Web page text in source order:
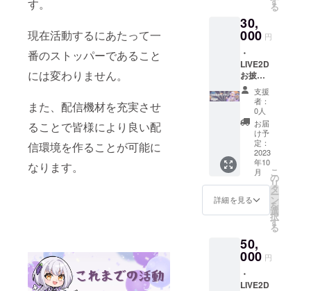
す。
現在活動するにあたって一
番のストッパーであること
には変わりません。
また、配信機材を充実させ
ることで皆様により良い配
信環境を作ることが可能に
なります。
連絡 デ
ザイン
ウド
ファン
ディン
グ開始
後にご
依頼す
る予定
プリン
ト代は
支援者
様のご
負担と
す
対応コ
ンビ
ニ：セ
ブンイ
レブ
ン・
ファミ
リー
マー
ト・
ローソ
ン・ポ
プラグ
ループ
ネット
プリン
ト番号
にてご
連絡 デ
はクラ
配信＆
アーカ
イブ動
画にて
掲載 備
考に掲
載され
たいお
名前を
ご記載
くださ
（ニッ
クネー
ム可、
公序良
俗に反
ネット
プリン
ト(L版)
対応コ
ンビ
る
30,
000 円
・
LIVE2D
お披露
目配信
＆動画
内でお
名前の
記載&お
名前呼
ネット
プリン
ト ・缶
バッチ
・新衣
装アク
ハンカ
チ ※1配
信＆
アーカ
イブ動
支援
者：
0人
お届
け予
定：
2023
年10
月
詳細を見る
こ
の
リ
タ
ー
ン
を
選
択
す
る
50,
000 円
・
LIVE2D